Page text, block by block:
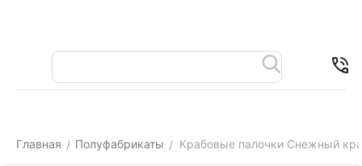
Главная / Полуфабрикаты / Крабовые палочки Снежный